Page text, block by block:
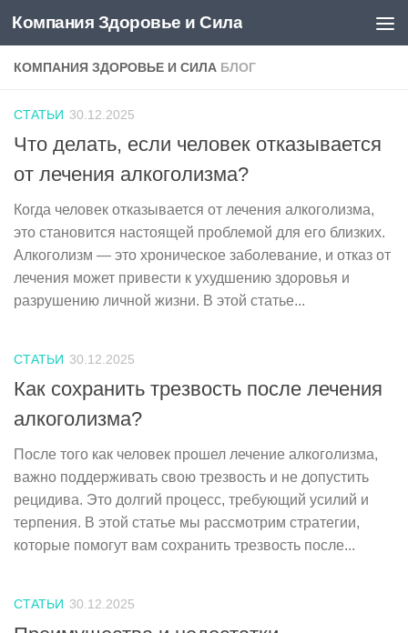
Перейти к содержимому
Компания Здоровье и Сила
КОМПАНИЯ ЗДОРОВЬЕ И СИЛА БЛОГ
СТАТЬИ 30.12.2025
Что делать, если человек отказывается
от лечения алкоголизма?
Когда человек отказывается от лечения алкоголизма,
это становится настоящей проблемой для его близких.
Алкоголизм — это хроническое заболевание, и отказ от
лечения может привести к ухудшению здоровья и
разрушению личной жизни. В этой статье...
СТАТЬИ 30.12.2025
Как сохранить трезвость после лечения
алкоголизма?
После того как человек прошел лечение алкоголизма,
важно поддерживать свою трезвость и не допустить
рецидива. Это долгий процесс, требующий усилий и
терпения. В этой статье мы рассмотрим стратегии,
которые помогут вам сохранить трезвость после...
СТАТЬИ 30.12.2025